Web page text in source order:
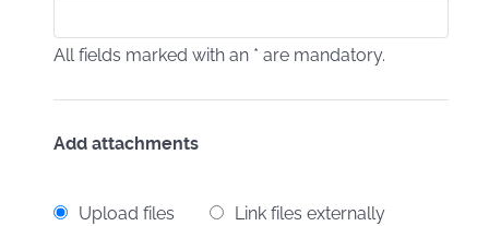
All fields marked with an * are mandatory.
Add attachments
Upload files Link files externally